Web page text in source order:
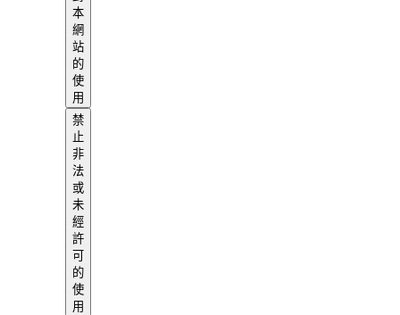
本
網
站
的
使
用
禁
止
非
法
或
未
經
許
可
的
使
用